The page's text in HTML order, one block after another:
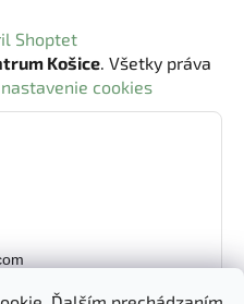
Shoptet
Košice. Všetky práva
cookies